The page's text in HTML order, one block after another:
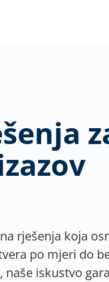
rješenja koja
po mjeri do
iskustvo